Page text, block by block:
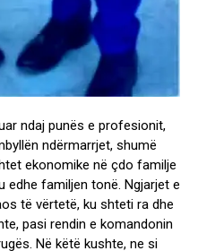
ndaj punës e profesionit,
ndërmarrjet, shumë
ekonomike në çdo familje
edhe familjen tonë. Ngjarjet e
të vërtetë, ku shteti ra dhe
pasi rendin e komandonin
Në këtë kushte, ne si